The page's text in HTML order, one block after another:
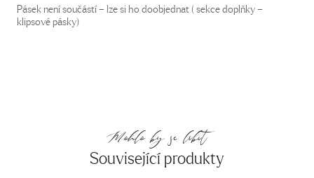
Pásek není součástí – lze si ho doobjednat ( sekce doplňky –
klipsové pásky)
Mohlo by se líbit
Související produkty